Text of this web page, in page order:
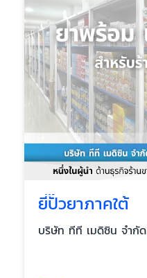
ยี่ปั๊วยาภาคใต้
บริษัท ทีที เมดิซิน จำกัด